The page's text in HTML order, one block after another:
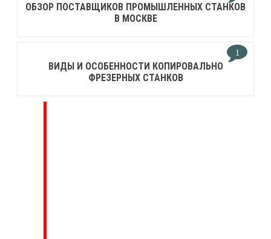
ОБЗОР ПОСТАВЩИКОВ ПРОМЫШЛЕННЫХ СТАНКОВ
В МОСКВЕ
1
ВИДЫ И ОСОБЕННОСТИ КОПИРОВАЛЬНО
ФРЕЗЕРНЫХ СТАНКОВ